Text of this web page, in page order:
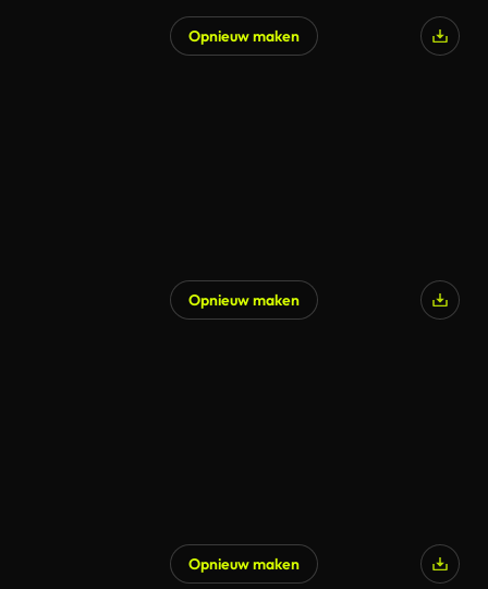
Opnieuw maken
Opnieuw maken
Opnieuw maken